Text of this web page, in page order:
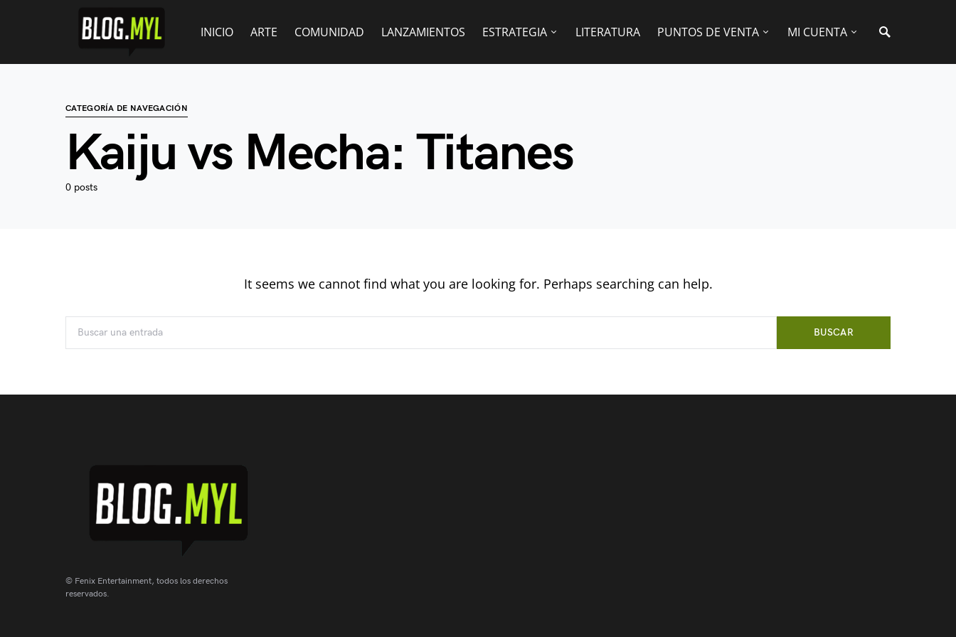
INICIO ARTE COMUNIDAD LANZAMIENTOS ESTRATEGIA LITERATURA PUNTOS DE VENTA MI CUENTA
CATEGORÍA DE NAVEGACIÓN
Kaiju vs Mecha: Titanes
0 posts
It seems we cannot find what you are looking for. Perhaps searching can help.
BUSCAR
© Fenix Entertainment, todos los derechos
reservados.